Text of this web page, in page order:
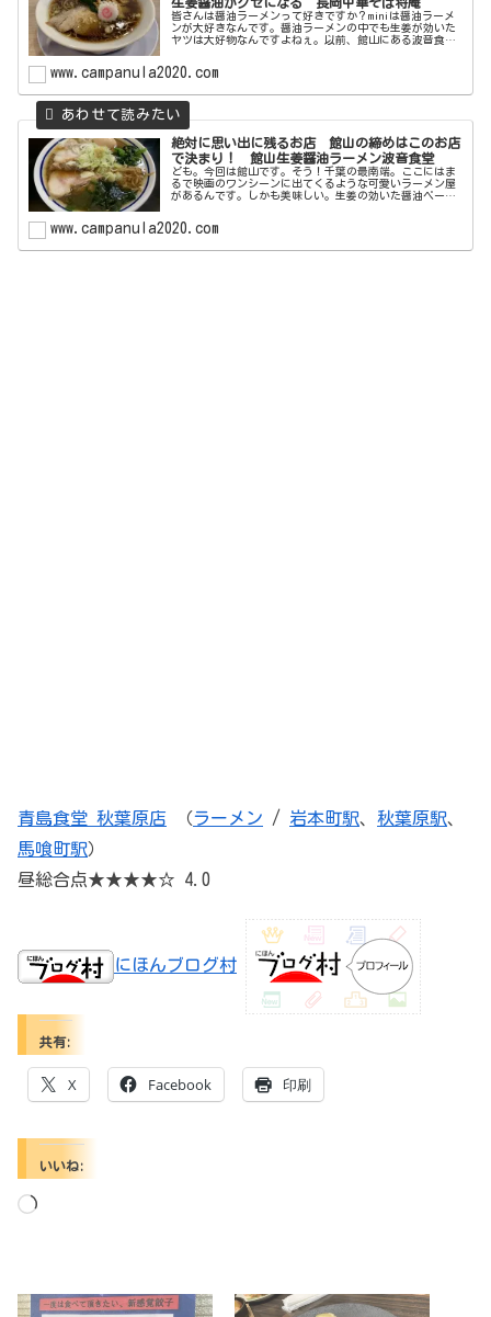
皆さんは醤油ラーメンって好きですか？miniは醤油ラーメ
ンが大好きなんです。醤油ラーメンの中でも生姜が効いた
ヤツは大好物なんですよねぇ。以前、館山にある波音食堂
www.campanula2020.com
絶対に思い出に残るお店 館山の締めはこのお店
で決まり！ 館山生姜醤油ラーメン波音食堂
ども。今回は館山です。そう！千葉の最南端。ここにはま
るで映画のワンシーンに出てくるような可愛いラーメン屋
があるんです。しかも美味しい。生姜の効いた醤油ベース
www.campanula2020.com
青島食堂 秋葉原店 （ラーメン / 岩本町駅、 秋葉原駅、
馬喰町駅）
昼総合点★★★★☆ 4.0
にほんブログ村
共有:
X Facebook 印刷
いいね:
読
み